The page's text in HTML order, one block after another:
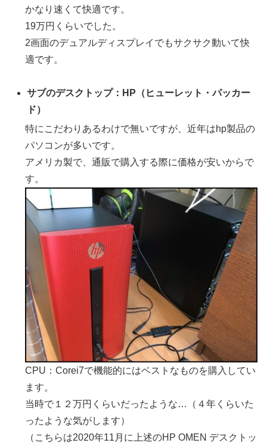
かなり速くて快適です。
19万円くらいでした。
2画面のデュアルディスプレイでもサクサク動いて快
適です。
サブのデスクトップ：HP（ヒューレット・パッカー
ド）
特にこだわりあるわけで無いですが、近年はhp製品の
パソコンが多いです。
アメリカ製で、通販で購入する際に価格が安いからで
す。
CPU：Corei7で機能的にはベストなものを購入してい
ます。
当時で１２万円くらいだったような…（４年くらいた
ったような気がします）
（こちらは2020年11月に上述のHP OMEN デスクトッ